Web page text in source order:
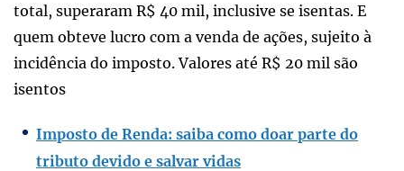
total, superaram R$ 40 mil, inclusive se isentas. E
quem obteve lucro com a venda de ações, sujeito à
incidência do imposto. Valores até R$ 20 mil são
isentos
Imposto de Renda: saiba como doar parte do
tributo devido e salvar vidas